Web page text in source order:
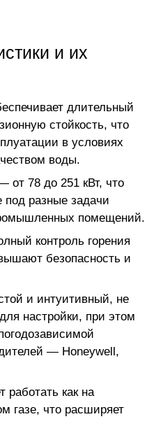
и их
длительный
стойкость, что
в условиях
воды.
78 до 251 кВт, что
под разные задачи
помещений.
контроль горения
безопасность и
и интуитивный, не
настройки, при этом
— Honeywell,
работать как на
газе, что расширяет